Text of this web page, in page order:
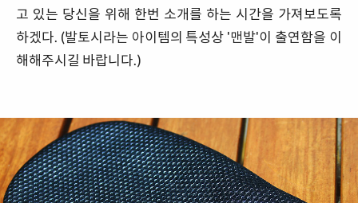
고 있는 당신을 위해 한번 소개를 하는 시간을 가져보도록
하겠다. (발토시라는 아이템의 특성상 '맨발'이 출연함을 이
해해주시길 바랍니다.)